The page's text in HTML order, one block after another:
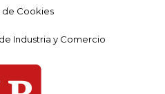
de Cookies
Industria y Comercio